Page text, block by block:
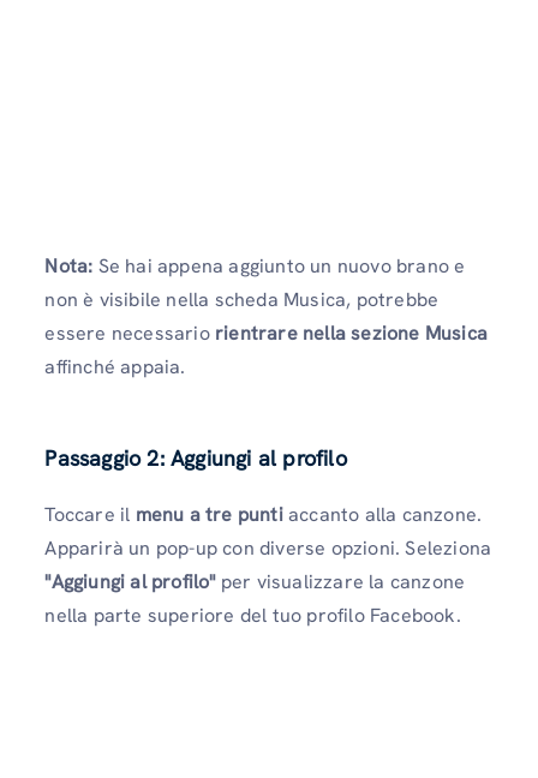
Nota: Se hai appena aggiunto un nuovo brano e
non è visibile nella scheda Musica, potrebbe
essere necessario rientrare nella sezione Musica
affinché appaia.
Passaggio 2: Aggiungi al profilo
Toccare il menu a tre puntiaccanto alla canzone.
Apparirà un pop-up con diverse opzioni. Seleziona
"Aggiungi al profilo"per visualizzare la canzone
nella parte superiore del tuo profilo Facebook.